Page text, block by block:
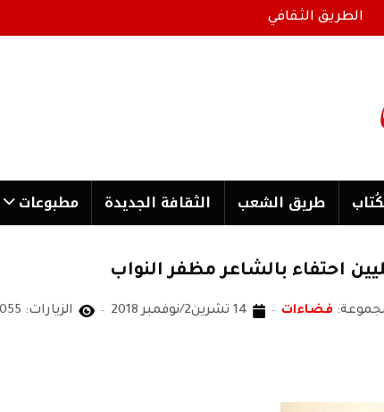
الطريق الثقافي
طریق الشعب الثقافة الجدیدة مطبوعات
احتفاء بالشاعر مظفر النواب
فضاءات 14 تشرين2/نوفمبر 2018 الزيارات: 3055